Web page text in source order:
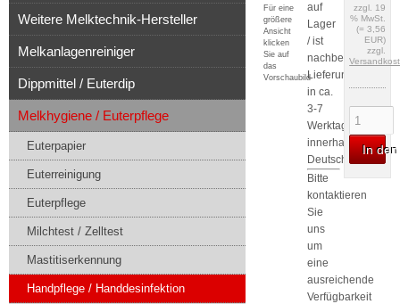
Für eine
größere
Ansicht
klicken
Sie auf
das
Vorschaubild
auf
Lager
/ ist
nachbestellt
Lieferung
in ca.
3-7
Werktagen
innerhalb
Deutschlands.
Bitte
kontaktieren
Sie
uns
um
eine
ausreichende
Verfügbarkeit
zzgl. 19
% MwSt.
(= 3,56
EUR)
zzgl.
In
Weitere Melktechnik-Hersteller
Melkanlagenreiniger
Dippmittel / Euterdip
Melkhygiene / Euterpflege
Euterpapier
Euterreinigung
Euterpflege
Milchtest / Zelltest
Mastitiserkennung
Handpflege / Handdesinfektion